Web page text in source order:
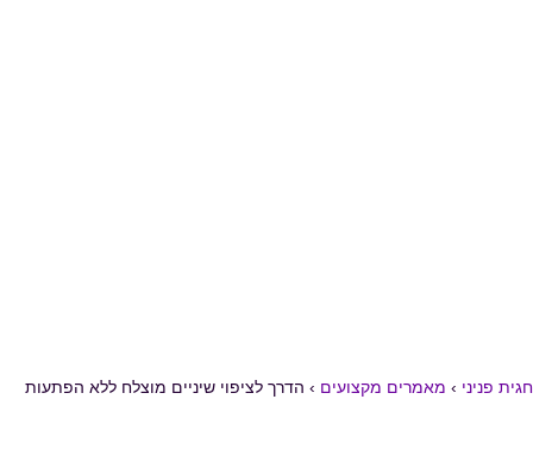
חגית פניני › מאמרים מקצועים › הדרך לציפוי שיניים מוצלח ללא הפתעות